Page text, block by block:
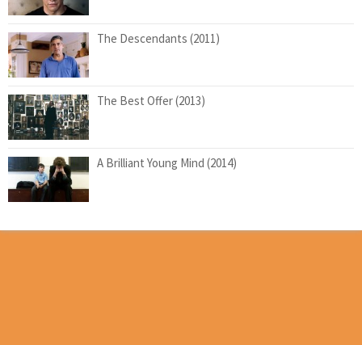
The Descendants (2011)
The Best Offer (2013)
A Brilliant Young Mind (2014)